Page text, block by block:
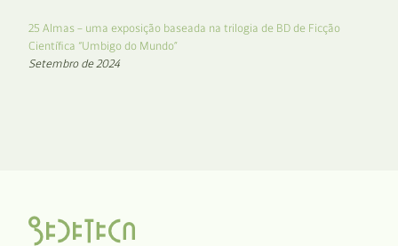
25 Almas – uma exposição baseada na trilogia de BD de Ficção
Científica “Umbigo do Mundo”
Setembro de 2024